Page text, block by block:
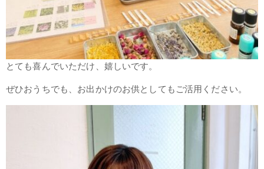
とても喜んでいただけ、嬉しいです。
ぜひおうちでも、お出かけのお供としてもご活用ください。